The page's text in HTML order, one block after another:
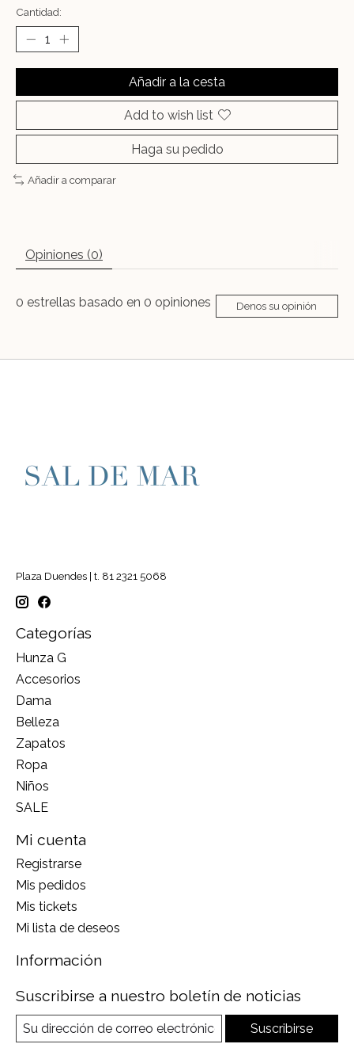
Cantidad:
Añadir a la cesta
Add to wish list
Haga su pedido
Añadir a comparar
Opiniones (0)
0 estrellas basado en 0 opiniones Denos su opinión
Plaza Duendes | t. 81 2321 5068
Categorías
Hunza G
Accesorios
Dama
Belleza
Zapatos
Ropa
Niños
SALE
Mi cuenta
Registrarse
Mis pedidos
Mis tickets
Mi lista de deseos
Información
Suscribirse a nuestro boletín de noticias
Suscribirse